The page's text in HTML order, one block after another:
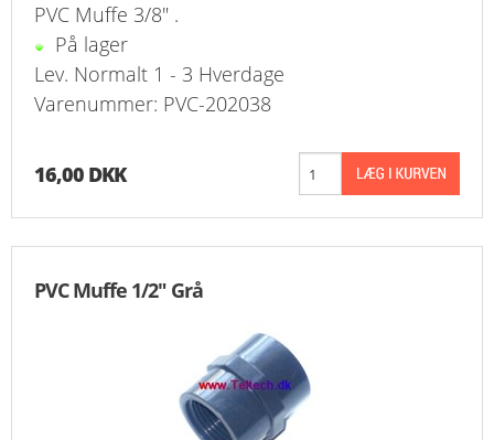
VÆRKTØJ
BEARBEJDNING, MONTAGE & HAVEARBEJDE
MATERIEL HÅNDTERING
PVC Muffe 3/8" .
På lager
Lev. Normalt 1 - 3 Hverdage
Varenummer: PVC-202038
16,00 DKK
PVC Muffe 1/2" Grå